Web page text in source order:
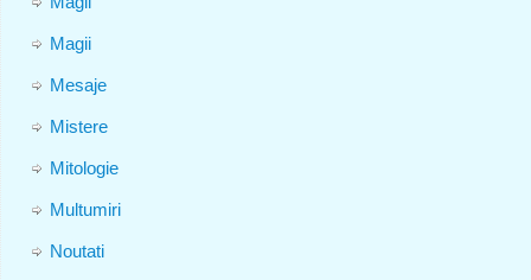
Magii
Mesaje
Mistere
Mitologie
Multumiri
Noutati